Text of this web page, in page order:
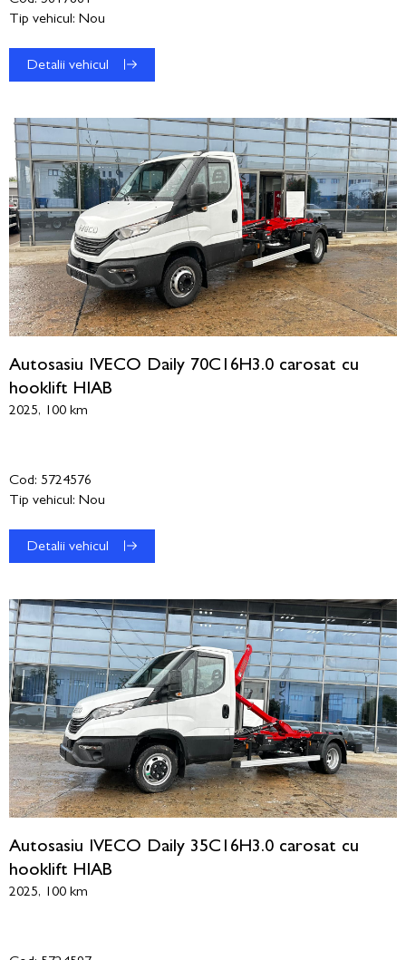
Tip vehicul: Nou
Detalii vehicul
Autosasiu IVECO Daily 70C16H3.0 carosat cu
hooklift HIAB
2025, 100 km
Cod: 5724576
Tip vehicul: Nou
Detalii vehicul
Autosasiu IVECO Daily 35C16H3.0 carosat cu
hooklift HIAB
2025, 100 km